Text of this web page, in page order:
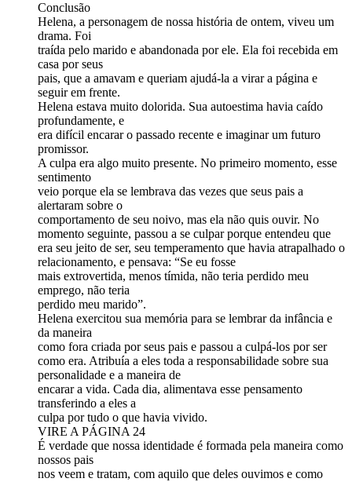
Conclusão
Helena, a personagem de nossa história de ontem, viveu um
drama. Foi
traída pelo marido e abandonada por ele. Ela foi recebida em
casa por seus
pais, que a amavam e queriam ajudá-la a virar a página e
seguir em frente.
Helena estava muito dolorida. Sua autoestima havia caído
profundamente, e
era difícil encarar o passado recente e imaginar um futuro
promissor.
A culpa era algo muito presente. No primeiro momento, esse
sentimento
veio porque ela se lembrava das vezes que seus pais a
alertaram sobre o
comportamento de seu noivo, mas ela não quis ouvir. No
momento seguinte, passou a se culpar porque entendeu que
era seu jeito de ser, seu temperamento que havia atrapalhado o
relacionamento, e pensava: “Se eu fosse
mais extrovertida, menos tímida, não teria perdido meu
emprego, não teria
perdido meu marido”.
Helena exercitou sua memória para se lembrar da infância e
da maneira
como fora criada por seus pais e passou a culpá-los por ser
como era. Atribuía a eles toda a responsabilidade sobre sua
personalidade e a maneira de
encarar a vida. Cada dia, alimentava esse pensamento
transferindo a eles a
culpa por tudo o que havia vivido.
VIRE A PÁGINA 24
É verdade que nossa identidade é formada pela maneira como
nossos pais
nos veem e tratam, com aquilo que deles ouvimos e como